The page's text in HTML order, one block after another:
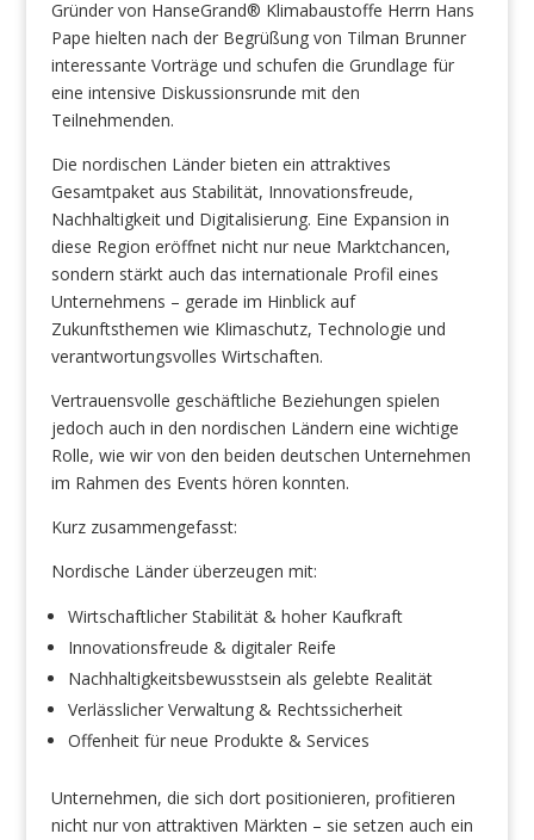
Gründer von HanseGrand® Klimabaustoffe Herrn Hans
Pape hielten nach der Begrüßung von Tilman Brunner
interessante Vorträge und schufen die Grundlage für
eine intensive Diskussionsrunde mit den
Teilnehmenden.
Die nordischen Länder bieten ein attraktives
Gesamtpaket aus Stabilität, Innovationsfreude,
Nachhaltigkeit und Digitalisierung. Eine Expansion in
diese Region eröffnet nicht nur neue Marktchancen,
sondern stärkt auch das internationale Profil eines
Unternehmens – gerade im Hinblick auf
Zukunftsthemen wie Klimaschutz, Technologie und
verantwortungsvolles Wirtschaften.
Vertrauensvolle geschäftliche Beziehungen spielen
jedoch auch in den nordischen Ländern eine wichtige
Rolle, wie wir von den beiden deutschen Unternehmen
im Rahmen des Events hören konnten.
Kurz zusammengefasst:
Nordische Länder überzeugen mit:
Wirtschaftlicher Stabilität & hoher Kaufkraft
Innovationsfreude & digitaler Reife
Nachhaltigkeitsbewusstsein als gelebte Realität
Verlässlicher Verwaltung & Rechtssicherheit
Offenheit für neue Produkte & Services
Unternehmen, die sich dort positionieren, profitieren
nicht nur von attraktiven Märkten – sie setzen auch ein